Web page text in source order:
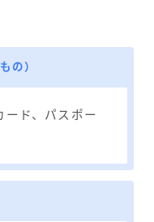
の）
ード、パスポー